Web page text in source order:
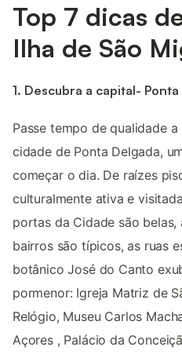
Top 7 dicas
Ilha de São
1. Descubra a capital-
Passe tempo de qualidade
cidade de Ponta Delgada,
começar o dia. De raízes
culturalmente ativa e
portas da Cidade são belas,
bairros são típicos, as ruas
botânico José do Canto
pormenor: Igreja Matriz de
Relógio, Museu Carlos
Açores , Palácio da